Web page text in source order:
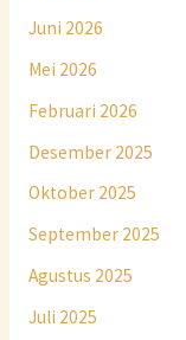
Juni 2026
Mei 2026
Februari 2026
Desember 2025
Oktober 2025
September 2025
Agustus 2025
Juli 2025